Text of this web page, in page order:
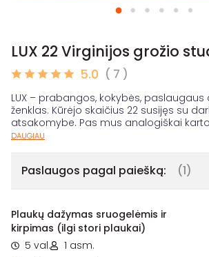
LUX 22 Virginijos grožio
5.0 ( 7 )
LUX – prabangos, kokybės,
ženklas. Kūrėjo skaičius 22 susijęs su
atsakomybe. Pas mus analogiškai
DAUGIAU
Paslaugos pagal paiešką: (1)
Plaukų dažymas sruogelėmis ir
kirpimas (ilgi stori plaukai)
5 val.
1 asm.